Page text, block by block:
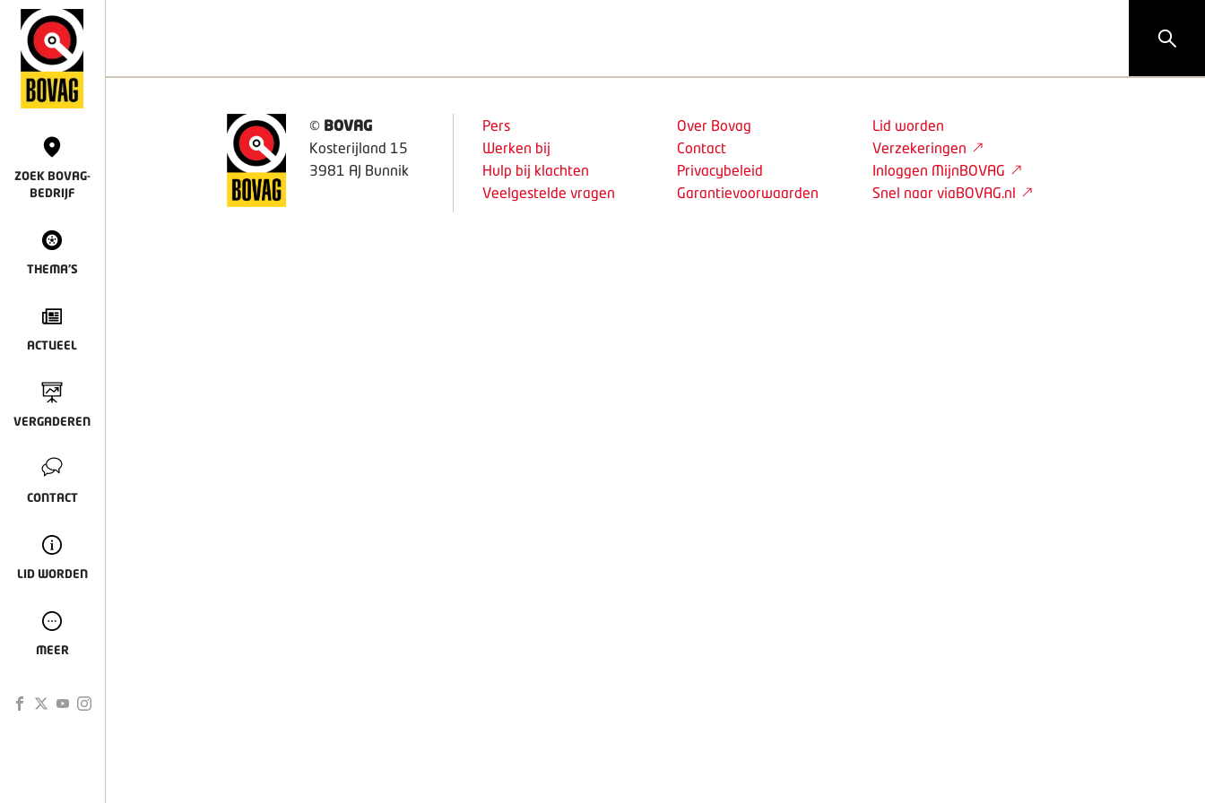
ZOEK BOVAG-
BEDRIJF
THEMA'S
ACTUEEL
VERGADEREN
CONTACT
LID WORDEN
MEER
© BOVAG
Kosterijland 15
3981 AJ Bunnik
Pers
Werken bij
Hulp bij klachten
Veelgestelde vragen
Over Bovag
Contact
Privacybeleid
Garantievoorwaarden
Lid worden
Verzekeringen
Inloggen MijnBOVAG
Snel naar viaBOVAG.nl